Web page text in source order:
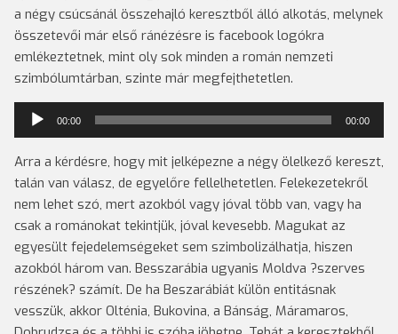
a négy csúcsánál összehajló keresztből álló alkotás, melynek
összetevői már első ránézésre is facebook logókra
emlékeztetnek, mint oly sok minden a román nemzeti
szimbólumtárban, szinte már megfejthetetlen.
Audió
lejátszó
00:00 00:00
Arra a kérdésre, hogy mit jelképezne a négy ölelkező kereszt,
talán van válasz, de egyelőre fellelhetetlen. Felekezetekről
nem lehet szó, mert azokból vagy jóval több van, vagy ha
csak a románokat tekintjük, jóval kevesebb. Magukat az
egyesült fejedelemségeket sem szimbolizálhatja, hiszen
azokból három van. Besszarábia ugyanis Moldva ?szerves
részének? számít. De ha Beszarábiát külön entitásnak
vesszük, akkor Olténia, Bukovina, a Bánság, Máramaros,